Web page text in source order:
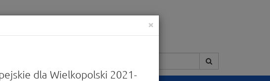
×
dla Wielkopolski 2021-